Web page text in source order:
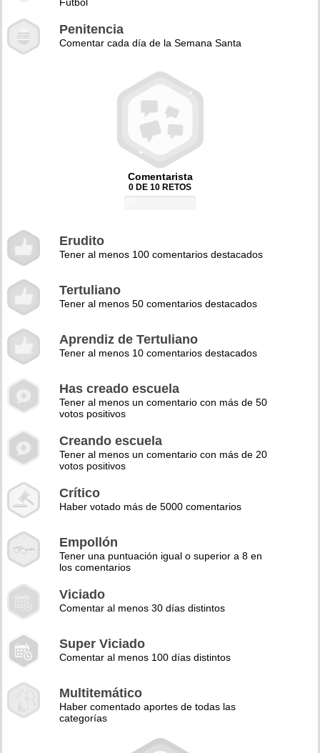
Penitencia
Comentar cada día de la Semana Santa
Comentarista
0 DE 10 RETOS
Erudito
Tener al menos 100 comentarios destacados
Tertuliano
Tener al menos 50 comentarios destacados
Aprendiz de Tertuliano
Tener al menos 10 comentarios destacados
Has creado escuela
Tener al menos un comentario con más de 50
votos positivos
Creando escuela
Tener al menos un comentario con más de 20
votos positivos
Crítico
Haber votado más de 5000 comentarios
Empollón
Tener una puntuación igual o superior a 8 en
los comentarios
Viciado
Comentar al menos 30 días distintos
Super Viciado
Comentar al menos 100 días distintos
Multitemático
Haber comentado aportes de todas las
categorías